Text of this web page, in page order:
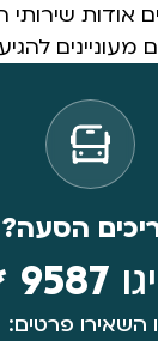
אודות שירותי
הסעה?
9587 *
השאירו פרטים: